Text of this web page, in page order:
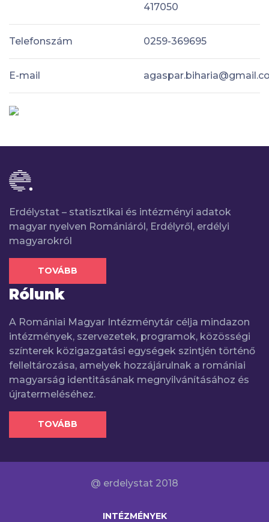
417050
Telefonszám 0259-369695
E-mail
Erdélystat – statisztikai és intézményi adatok
magyar nyelven Romániáról, Erdélyről, erdélyi
magyarokról
TOVÁBB
Rólunk
A Romániai Magyar Intézménytár célja mindazon
intézmények, szervezetek, programok, közösségi
színterek közigazgatási egységek szintjén történő
felleltározása, amelyek hozzájárulnak a romániai
magyarság identitásának megnyilvánításához és
újratermeléséhez.
TOVÁBB
@ erdelystat 2018
INTÉZMÉNYEK